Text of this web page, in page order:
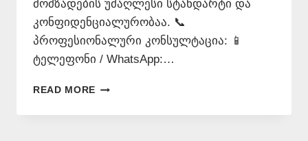
მომზადების უმაღლესი სტანდარტი და
კონფიდენციალურობაა. 📞
პროფესიონალური კონსულტაცია: 📱
ტელეფონი / WhatsApp:…
READ MORE ᲗᲐᲠᲯᲘᲛᲐᲜᲗᲐ
ᲕᲔᲠᲐᲖᲔ